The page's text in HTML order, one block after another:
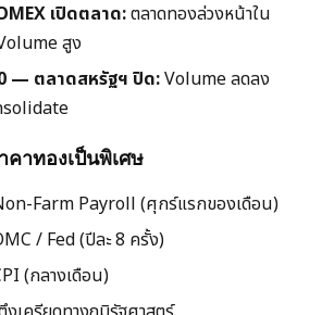
เปิดตลาด:ตลาดทองล่วงหน้าใน
สูง
— ตลาดสหรัฐฯ ปิด:Volume ลดลง
คาทองเป็นพิเศษ
Farm Payroll (ศุกร์แรกของเดือน)
/ Fed (ปีละ 8 ครั้ง)
(กลางเดือน)